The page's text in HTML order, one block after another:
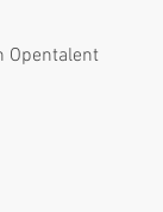
Opentalent